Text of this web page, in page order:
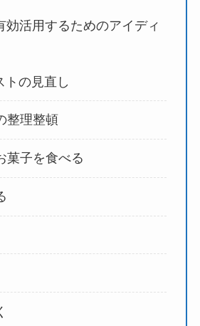
効活用するためのアイディ
トの見直し
整理整頓
菓子を食べる